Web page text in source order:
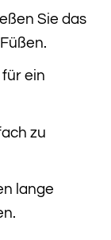
Sie das
ein
zu
lange